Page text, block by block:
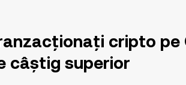
cripto pe
câștig superior